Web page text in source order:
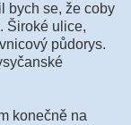
bych se, že coby
Široké ulice,
půdorys.
konečně na